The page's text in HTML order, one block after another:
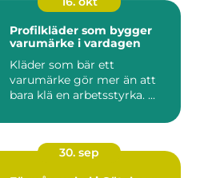
Profilkläder som bygger
varumärke i vardagen
Kläder som bär ett
varumärke gör mer än att
bara klä en arbetsstyrka. ...
30. sep